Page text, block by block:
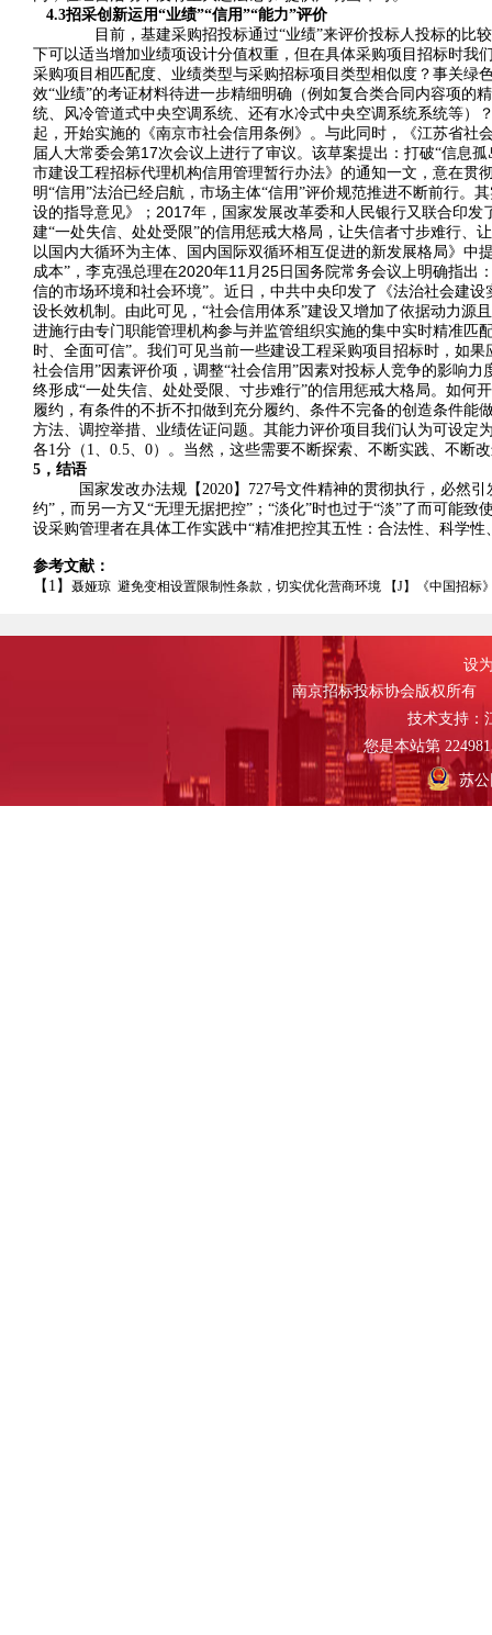
4.3招采创新运用“业绩”“信用”“能力”评价
目前，基建采购招投标通过“业绩”来评价投标人投标的
下可以适当增加业绩项设计分值权重，但在具体采购项目招标时我
采购项目相匹配度、业绩类型与采购招标项目类型相似度？事关
效“业绩”的考证材料待进一步精细明确（例如复合类合同内容项
统、风冷管道式中央空调系统、还有水冷式中央空调系统系统等
起，开始实施的《南京市社会信用条例》。与此同时，《江苏省社
届人大常委会第17次会议上进行了审议。该草案提出：打破“信息
市建设工程招标代理机构信用管理暂行办法》的通知一文，意在
明“信用”法治已经启航，市场主体“信用”评价规范推进不断前行。
设的指导意见》； 2017年，国家发展改革委和人民银行又联合印
建“一处失信、处处受限”的信用惩戒大格局，让失信者寸步难行、
以国内大循环为主体、国内国际双循环相互促进的新发展格局》
成本”，李克强总理在2020年11 月 25 日国务院常务会议上明确指出
信的市场环境和社会环境”。近日，中共中央印发了《法治社会建设
设长效机制。 由此可见，“社会信用体系”建设又增加了依据动力源
进施行由专门职能管理机构参与并监管组织实施的集中实时精准匹
时、全面可信”。我们可见当前一些建设工程采购项目招标时，如
社会信用”因素评价项，调整“社会信用”因素对投标人竞争的影响
终形成“一处失信、处处受限、寸步难行”的信用惩戒大格局。如何
履约，有条件的不折不扣做到充分履约、条件不完备的创造条件
方法、调控举措、业绩佐证问题。其能力评价项目我们认为可设定
各1分（1、0.5、0）。当然，这些需要不断探索、不断实践、不断
5 ，结语
国家发改办法规【2020】727号文件精神的贯彻执行，必然
约”，而另一方又“无理无据把控”；“淡化”时也过于“淡”了而可能
设采购管理者在具体工作实践中“精准把控其五性：合法性、科学
参考文献：
【1】 聂娅琼 避免变相设置限制性条款，切实优化营商环境 【J】《中国招标
设
南京招标投标协会版权所有
技术支持：
您是本站第
苏公